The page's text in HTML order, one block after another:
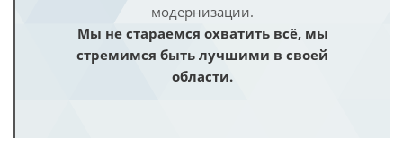
модернизации.
Мы не стараемся охватить всё, мы
стремимся быть лучшими в своей
области.